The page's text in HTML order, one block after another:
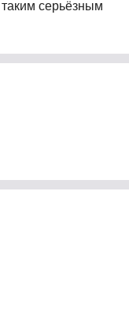
серьёзным